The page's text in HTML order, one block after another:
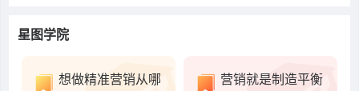
星图学院
想做精准营销从哪
营销就是制造平衡